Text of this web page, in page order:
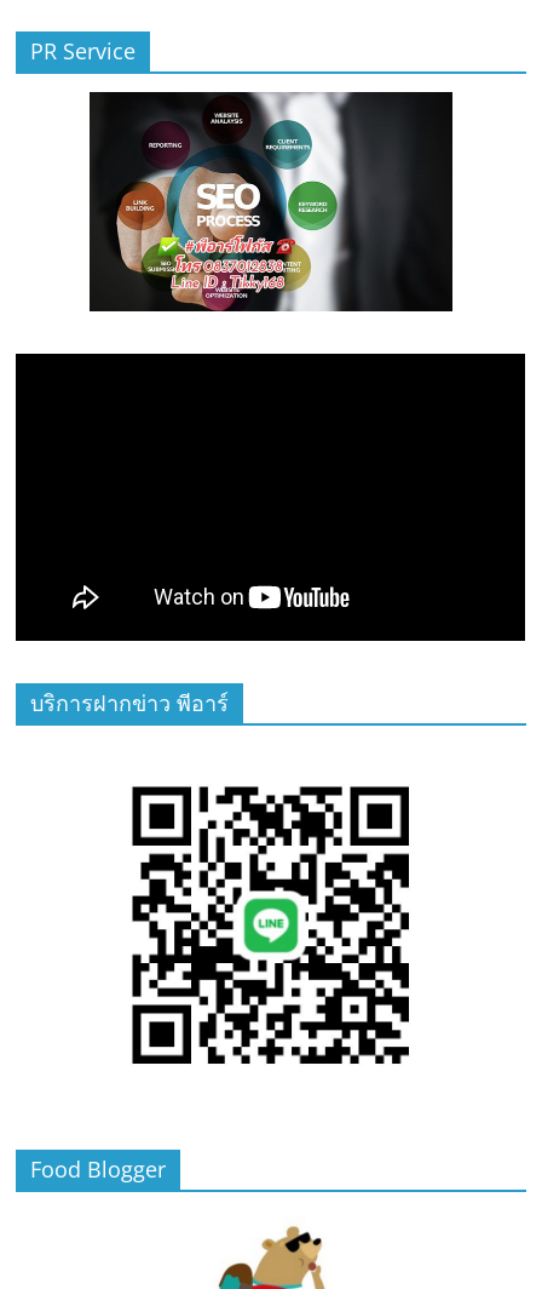
PR Service
บริการฝากข่าว พีอาร์
Food Blogger